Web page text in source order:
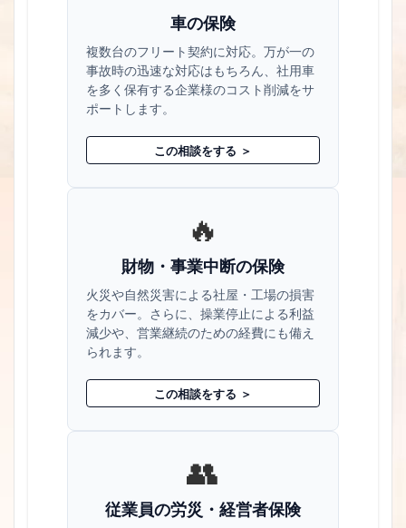
車の保険
複数台のフリート契約に対応。万が一の
事故時の迅速な対応はもちろん、社用車
を多く保有する企業様のコスト削減をサ
ポートします。
この相談をする ＞
🔥
財物・事業中断の保険
火災や自然災害による社屋・工場の損害
をカバー。さらに、操業停止による利益
減少や、営業継続のための経費にも備え
られます。
この相談をする ＞
👥
従業員の労災・経営者保険